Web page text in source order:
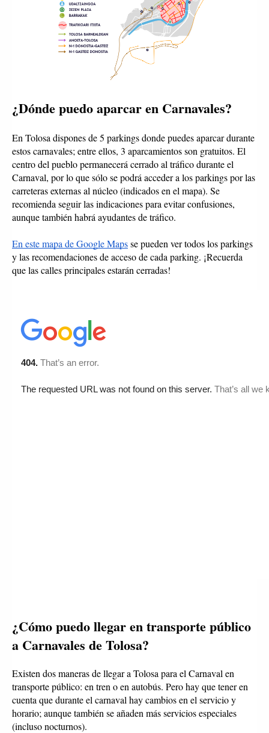
¿Dónde puedo aparcar en Carnavales?
En Tolosa dispones de 5 parkings donde puedes aparcar durante
estos carnavales; entre ellos, 3 aparcamientos son gratuitos. El
centro del pueblo permanecerá cerrado al tráfico durante el
Carnaval, por lo que sólo se podrá acceder a los parkings por las
carreteras externas al núcleo (indicados en el mapa). Se
recomienda seguir las indicaciones para evitar confusiones,
aunque también habrá ayudantes de tráfico.
En este mapa de Google Maps se pueden ver todos los parkings
y las recomendaciones de acceso de cada parking. ¡Recuerda
que las calles principales estarán cerradas!
¿Cómo puedo llegar en transporte público
a Carnavales de Tolosa?
Existen dos maneras de llegar a Tolosa para el Carnaval en
transporte público: en tren o en autobús. Pero hay que tener en
cuenta que durante el carnaval hay cambios en el servicio y
horario; aunque también se añaden más servicios especiales
(incluso nocturnos).